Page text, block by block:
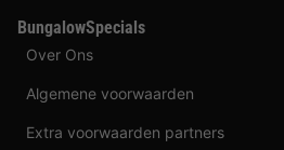
BungalowSpecials
Over Ons
Algemene voorwaarden
Extra voorwaarden partners